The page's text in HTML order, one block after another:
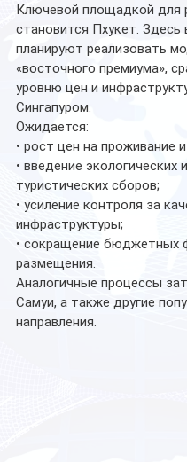
Ключевой площадкой для
становится Пхукет. Здесь
планируют реализовать
«восточного премиума»,
уровню цен и
Сингапуром.
Ожидается:
• рост цен на проживание и
• введение экологических и
туристических сборов;
• усиление контроля за
инфраструктуры;
• сокращение бюджетных
размещения.
Аналогичные процессы
Самуи, а также другие
направления.